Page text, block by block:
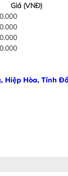
Giá (VNĐ)
Hiệp Hòa, Tỉnh